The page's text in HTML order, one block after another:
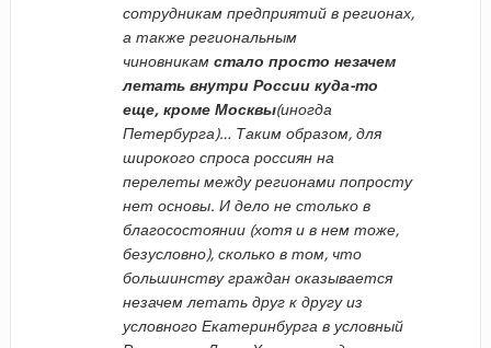
сотрудникам предприятий в регионах,
а также региональным
чиновникам стало просто незачем
летать внутри России куда-то
еще, кроме Москвы(иногда
Петербурга)… Таким образом, для
широкого спроса россиян на
перелеты между регионами попросту
нет основы. И дело не столько в
благосостоянии (хотя и в нем тоже,
безусловно), сколько в том, что
большинству граждан оказывается
незачем летать друг к другу из
условного Екатеринбурга в условный